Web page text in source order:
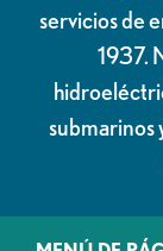
servicios de
1937.
submarinos